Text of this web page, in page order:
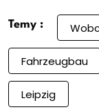
Temy :
Fahrzeugbau
Leipzig